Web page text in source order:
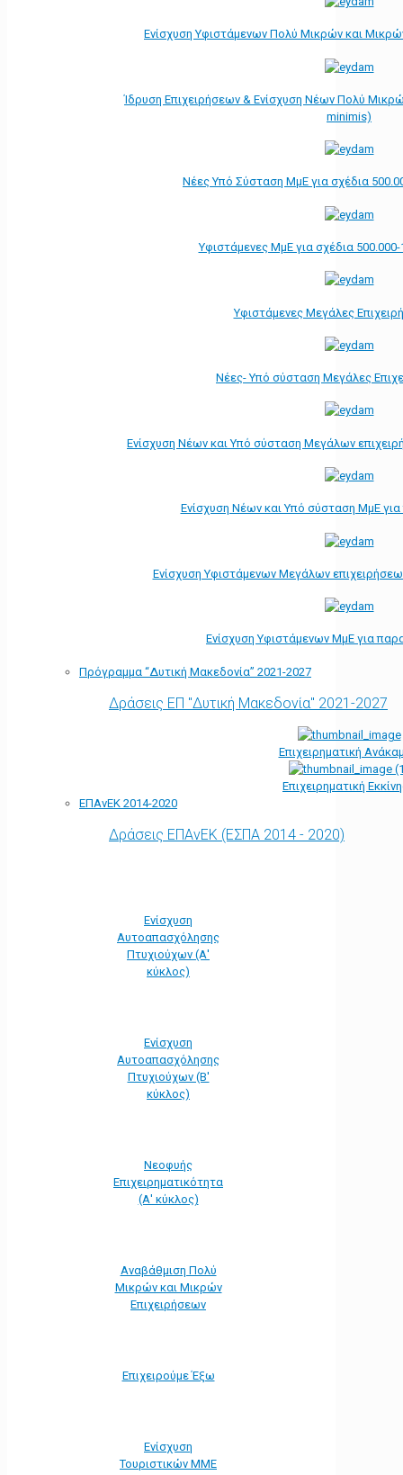
Ενίσχυση Υφιστάμενων Πολύ Μικρών και
Ίδρυση Επιχειρήσεων & Ενίσχυση Νέων Πολύ
minimis)
Νέες Υπό Σύσταση ΜμΕ για σχέδια
Υφιστάμενες ΜμΕ για σχέδια
Υφιστάμενες Μεγάλες
Νέες- Υπό σύσταση Μεγάλες
Ενίσχυση Νέων και Υπό σύσταση Μεγάλων
Ενίσχυση Νέων και Υπό σύσταση ΜμΕ
Ενίσχυση Υφιστάμενων Μεγάλων
Ενίσχυση Υφιστάμενων ΜμΕ για
Πρόγραμμα “Δυτική Μακεδονία” 2021-2027
Δράσεις ΕΠ "Δυτική Μακεδονία" 2021-2027
Επιχειρηματική
Επιχειρηματική
ΕΠΑνΕΚ 2014-2020
Δράσεις ΕΠΑνΕΚ (ΕΣΠΑ 2014 - 2020)
Ενίσχυση
Αυτοαπασχόλησης
Πτυχιούχων (Α'
κύκλος)
Ενίσχυση
Αυτοαπασχόλησης
Πτυχιούχων (Β'
κύκλος)
Νεοφυής
Επιχειρηματικότητα
(Α' κύκλος)
Αναβάθμιση Πολύ
Μικρών και Μικρών
Επιχειρήσεων
Επιχειρούμε Έξω
Ενίσχυση
Τουριστικών ΜΜΕ